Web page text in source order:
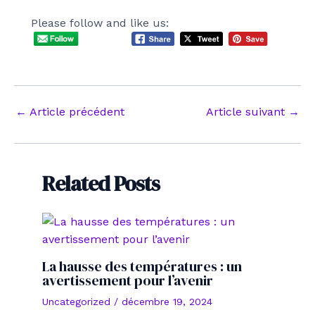
Please follow and like us:
Navigation
articles
← Article précédent Article suivant →
Related Posts
La hausse des températures : un
avertissement pour l’avenir
Uncategorized / décembre 19, 2024